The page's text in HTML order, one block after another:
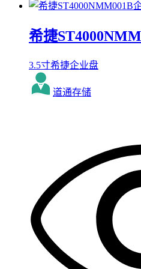
希捷
3.5寸希捷企业盘
道通存储